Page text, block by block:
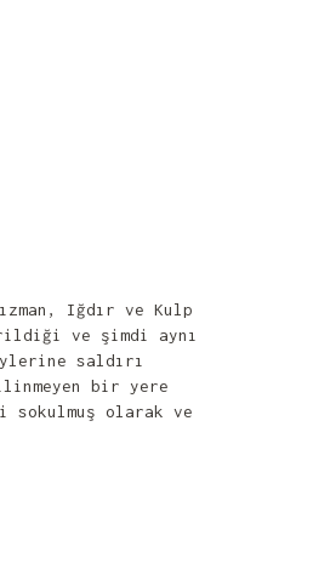
Iğdır ve Kulp
ve şimdi aynı
saldırı
bir yere
sokulmuş olarak ve